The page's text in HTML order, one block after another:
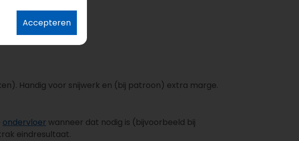
Handig voor snijwerk en (bij patroon) extra marge.
ondervloer wanneer dat nodig is (bijvoorbeeld bij
eindresultaat.
Accepteren